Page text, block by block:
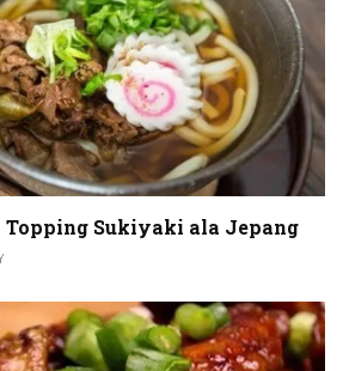
Topping Sukiyaki ala Jepang